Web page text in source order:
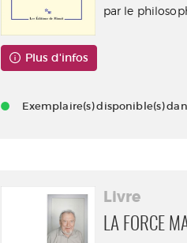
par le
Plus d'infos
Exemplaire(s) disponible(s)
Livre
LA FORCE